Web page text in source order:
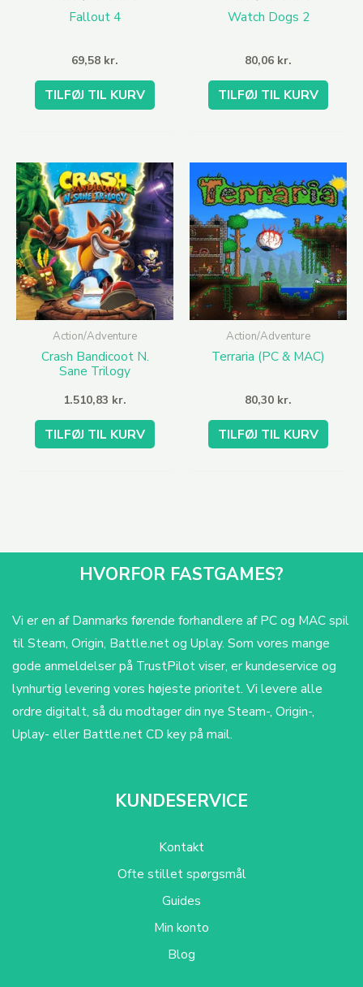
Fallout 4
69,58 kr.
TILFØJ TIL KURV
Watch Dogs 2
80,06 kr.
TILFØJ TIL KURV
Action/Adventure
Crash Bandicoot N.
Sane Trilogy
1.510,83 kr.
TILFØJ TIL KURV
Action/Adventure
Terraria (PC & MAC)
80,30 kr.
TILFØJ TIL KURV
HVORFOR FASTGAMES?
Vi er en af Danmarks førende forhandlere af PC og MAC spil
til Steam, Origin, Battle.net og Uplay. Som vores mange
gode anmeldelser på TrustPilot viser, er kundeservice og
lynhurtig levering vores højeste prioritet. Vi levere alle
ordre digitalt, så du modtager din nye Steam-, Origin-,
Uplay- eller Battle.net CD key på mail.
KUNDESERVICE
Kontakt
Ofte stillet spørgsmål
Guides
Min konto
Blog